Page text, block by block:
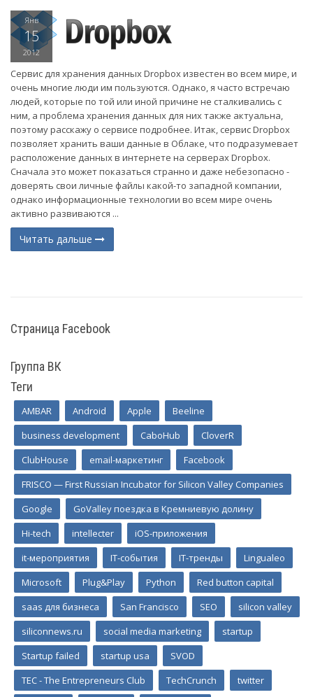
Янв
15
2012
Сервис для хранения данных Dropbox известен во всем мире, и
очень многие люди им пользуются. Однако, я часто встречаю
людей, которые по той или иной причине не сталкивались с
ним, а проблема хранения данных для них также актуальна,
поэтому расскажу о сервисе подробнее. Итак, сервис Dropbox
позволяет хранить ваши данные в Облаке, что подразумевает
расположение данных в интернете на серверах Dropbox.
Сначала это может показаться странно и даже небезопасно -
доверять свои личные файлы какой-то западной компании,
однако информационные технологии во всем мире очень
активно развиваются ...
Читать дальше
Страница Facebook
Группа ВК
Теги
AMBAR Android Apple
Beeline
business development
CaboHub
CloverR
ClubHouse
email-маркетинг
Facebook
FRISCO — First Russian Incubator for Silicon Valley Companies
Google
GoValley поездка в Кремниевую долину
Hi-tech
intellecter
iOS-приложения
it-мероприятия
IT-события IT-тренды
Lingualeo
Microsoft
Plug&Play Python
Red button capital
saas для бизнеса
San Francisco SEO
silicon valley
siliconnews.ru
social media marketing
startup
Startup failed
startup usa
SVOD
TEC - The Entrepreneurs Club
TechCrunch
twitter